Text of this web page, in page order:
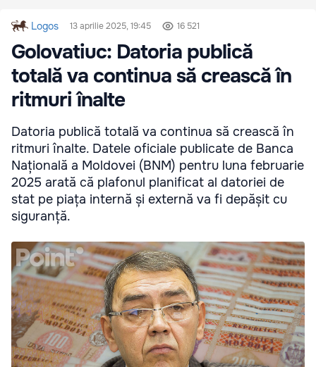
Logos 13 aprilie 2025, 19:45 16 521
Golovatiuc: Datoria publică
totală va continua să crească în
ritmuri înalte
Datoria publică totală va continua să crească în
ritmuri înalte. Datele oficiale publicate de Banca
Națională a Moldovei (BNM) pentru luna februarie
2025 arată că plafonul planificat al datoriei de
stat pe piața internă și externă va fi depășit cu
siguranță.